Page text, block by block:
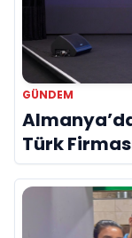
GÜNDEM
Türk